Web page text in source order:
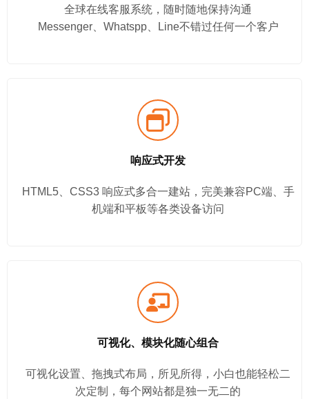
全球在线客服系统，随时随地保持沟通
Messenger、Whatspp、Line不错过任何一个客户
响应式开发
HTML5、CSS3 响应式多合一建站，完美兼容PC端、手
机端和平板等各类设备访问
可视化、模块化随心组合
可视化设置、拖拽式布局，所见所得，小白也能轻松二
次定制，每个网站都是独一无二的